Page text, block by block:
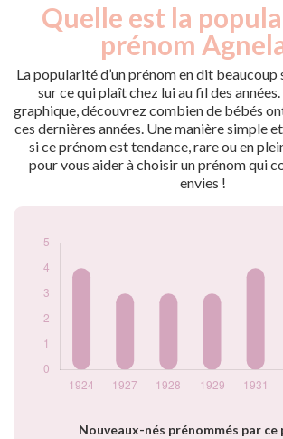
Quelle est la
prénom
La popularité d’un prénom en dit
sur ce qui plaît chez lui au fil des
graphique, découvrez combien de bébés
ces dernières années. Une manière simple
si ce prénom est tendance, rare ou en
pour vous aider à choisir un prénom qui
envies !
Nouveaux-nés prénommés par ce
année
Année
Nouveaux-
nés
1927
3
1928
3
1929
3
1931
4
1932
5
1934
4